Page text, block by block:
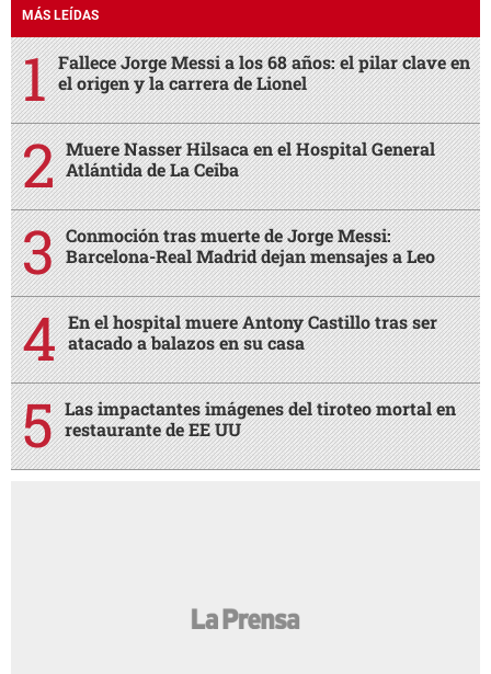
MÁS LEÍDAS
Fallece Jorge Messi a los 68 años: el pilar clave en
el origen y la carrera de Lionel
Muere Nasser Hilsaca en el Hospital General
Atlántida de La Ceiba
Conmoción tras muerte de Jorge Messi:
Barcelona-Real Madrid dejan mensajes a Leo
En el hospital muere Antony Castillo tras ser
atacado a balazos en su casa
Las impactantes imágenes del tiroteo mortal en
restaurante de EE UU